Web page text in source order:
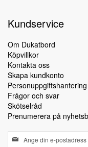
Kundservice
Om Dukatbord
Köpvillkor
Kontakta oss
Skapa kundkonto
Personuppgiftshantering
Frågor och svar
Skötselråd
Prenumerera på
Sign